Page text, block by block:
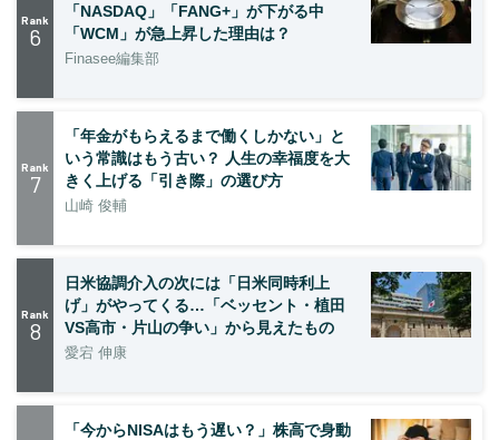
Rank
6
「NASDAQ」「FANG+」が下がる中
「WCM」が急上昇した理由は？
Finasee編集部
Rank
7
「年金がもらえるまで働くしかない」と
いう常識はもう古い？ 人生の幸福度を大
きく上げる「引き際」の選び方
山崎 俊輔
Rank
8
日米協調介入の次には「日米同時利上
げ」がやってくる…「ベッセント・植田
VS高市・片山の争い」から見えたもの
愛宕 伸康
「今からNISAはもう遅い？」株高で身動